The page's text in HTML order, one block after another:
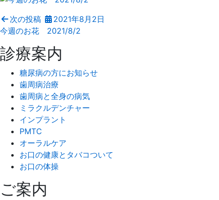
次の投稿
2021年8月2日
今週のお花 2021/8/2
診療案内
糖尿病の方にお知らせ
歯周病治療
歯周病と全身の病気
ミラクルデンチャー
インプラント
PMTC
オーラルケア
お口の健康とタバコついて
お口の体操
ご案内